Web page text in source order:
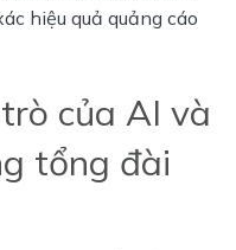
hiệu quả quảng cáo
của AI và
tổng đài